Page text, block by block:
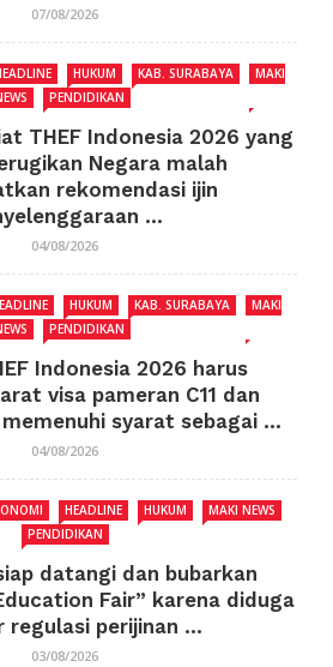
07/08/2026
HUKUM KAB. SURABAYA
MAKI
PENDIDIKAN
THEF Indonesia 2026 yang
Negara malah
rekomendasi ijin
...
04/08/2026
HUKUM KAB. SURABAYA
MAKI
PENDIDIKAN
Indonesia 2026 harus
visa pameran C11 dan
syarat sebagai ...
04/08/2026
HEADLINE HUKUM
MAKI NEWS
PENDIDIKAN
datangi dan bubarkan
Fair” karena diduga
regulasi perijinan ...
03/08/2026